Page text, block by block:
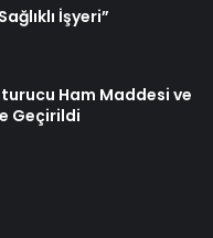
İşyeri”
Ham Maddesi ve
Geçirildi